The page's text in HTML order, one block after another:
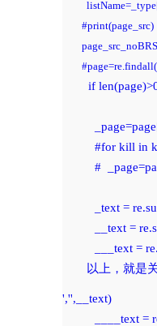
#print(page_src)
if
#for kill in
#
_text =
__text =
___text =
以上，就是
','',__text)
____text =